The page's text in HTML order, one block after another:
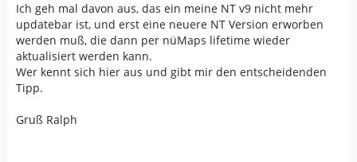
Ich geh mal davon aus, das ein meine NT v9 nicht mehr
updatebar ist, und erst eine neuere NT Version erworben
werden muß, die dann per nüMaps lifetime wieder
aktualisiert werden kann.
Wer kennt sich hier aus und gibt mir den entscheidenden
Tipp.
Gruß Ralph